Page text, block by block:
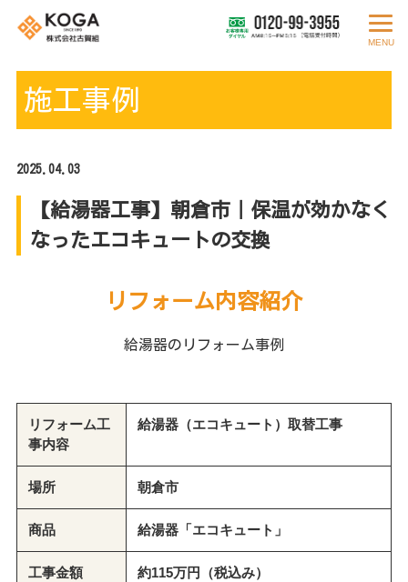
MENU
施工事例
2025.04.03
【給湯器工事】朝倉市｜保温が効かなく
なったエコキュートの交換
リフォーム内容紹介
給湯器のリフォーム事例
リフォーム工
事内容
給湯器（エコキュート）取替工事
場所 朝倉市
商品 給湯器「エコキュート」
工事金額 約115万円（税込み）